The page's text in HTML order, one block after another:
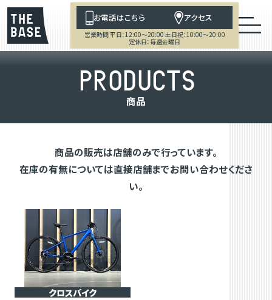
お電話はこちら アクセス
営業時間 平日：12:00～20:00 土日祝：10:00～20:00
定休日：毎週金曜日
PRODUCTS
商品
商品の販売は店舗のみで行っています。
在庫の有無については直接店舗までお問い合わせくださ
い。
クロスバイク